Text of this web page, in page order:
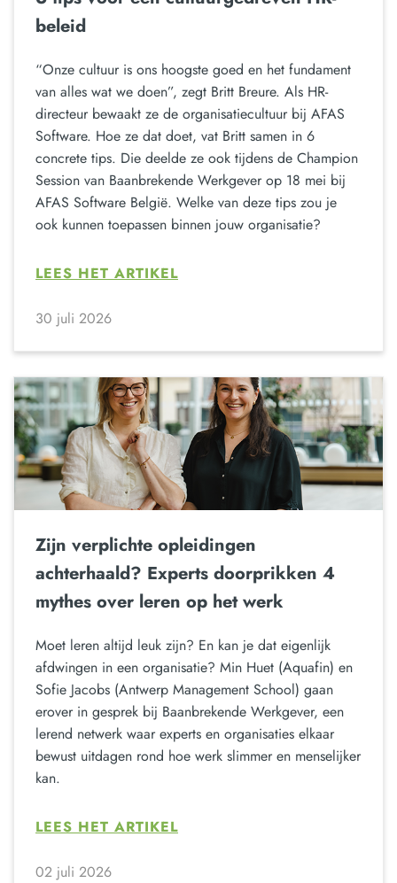
beleid
“Onze cultuur is ons hoogste goed en het fundament
van alles wat we doen”, zegt Britt Breure. Als HR-
directeur bewaakt ze de organisatiecultuur bij AFAS
Software. Hoe ze dat doet, vat Britt samen in 6
concrete tips. Die deelde ze ook tijdens de Champion
Session van Baanbrekende Werkgever op 18 mei bij
AFAS Software België. Welke van deze tips zou je
ook kunnen toepassen binnen jouw organisatie?
LEES HET ARTIKEL
30 juli 2026
Zijn verplichte opleidingen
achterhaald? Experts doorprikken 4
mythes over leren op het werk
Moet leren altijd leuk zijn? En kan je dat eigenlijk
afdwingen in een organisatie? Min Huet (Aquafin) en
Sofie Jacobs (Antwerp Management School) gaan
erover in gesprek bij Baanbrekende Werkgever, een
lerend netwerk waar experts en organisaties elkaar
bewust uitdagen rond hoe werk slimmer en menselijker
kan.
LEES HET ARTIKEL
02 juli 2026